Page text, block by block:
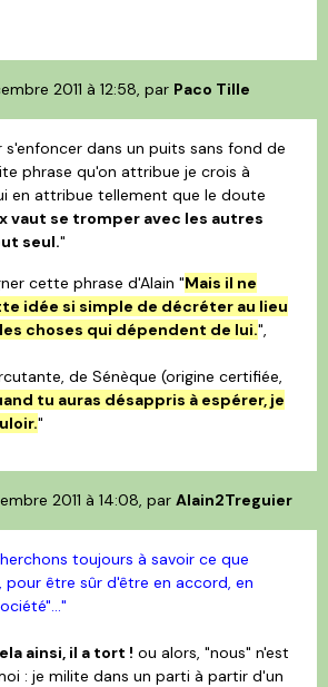
2011 à 12:58, par Paco Tille
s'enfoncer dans un puits sans fond de
phrase qu'on attribue je crois à
en attribue tellement que le doute
vaut se tromper avec les autres
seul."
cette phrase d'Alain "Mais il ne
idée si simple de décréter au lieu
choses qui dépendent de lui.",
de Sénèque (origine certifiée,
tu auras désappris à espérer, je
"
2011 à 14:08, par Alain2Treguier
toujours à savoir ce que
pour être sûr d'être en accord, en
ainsi, il a tort ! ou alors, "nous" n'est
: je milite dans un parti à partir d'un